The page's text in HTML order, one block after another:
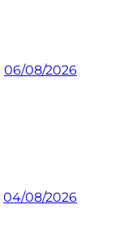
06/08/2026
04/08/2026